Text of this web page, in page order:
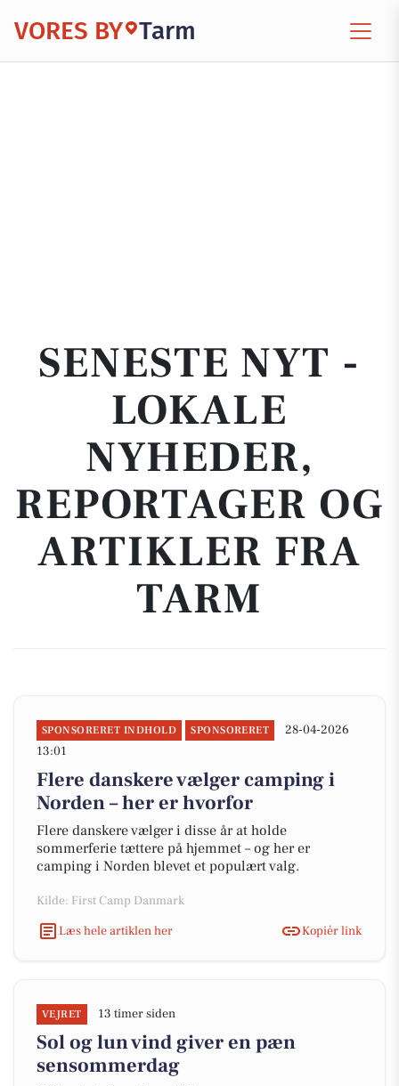
VORES BY Tarm
SENESTE NYT -
LOKALE
NYHEDER,
REPORTAGER OG
ARTIKLER FRA
TARM
SPONSORERET INDHOLD SPONSORERET
28-04-2026
13:01
Flere danskere vælger camping i
Norden – her er hvorfor
Flere danskere vælger i disse år at holde
sommerferie tættere på hjemmet – og her er
camping i Norden blevet et populært valg.
Kilde: First Camp Danmark
Læs hele artiklen her
Kopiér link
VEJRET 13 timer siden
Sol og lun vind giver en pæn
sensommerdag